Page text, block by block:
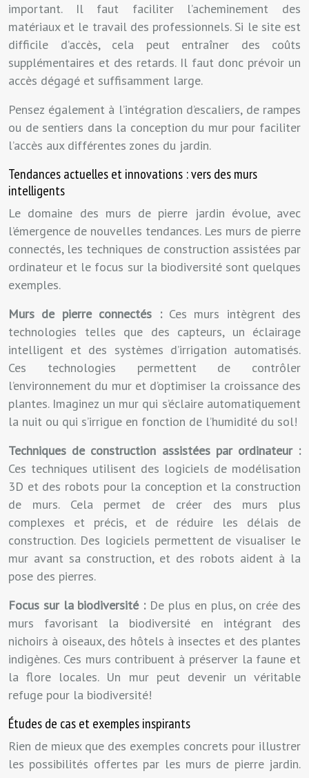
important. Il faut faciliter l’acheminement des
matériaux et le travail des professionnels. Si le site est
difficile d’accès, cela peut entraîner des coûts
supplémentaires et des retards. Il faut donc prévoir un
accès dégagé et suffisamment large.
Pensez également à l’intégration d’escaliers, de rampes
ou de sentiers dans la conception du mur pour faciliter
l’accès aux différentes zones du jardin.
Tendances actuelles et innovations : vers des murs
intelligents
Le domaine des murs de pierre jardin évolue, avec
l’émergence de nouvelles tendances. Les murs de pierre
connectés, les techniques de construction assistées par
ordinateur et le focus sur la biodiversité sont quelques
exemples.
Murs de pierre connectés : Ces murs intègrent des
technologies telles que des capteurs, un éclairage
intelligent et des systèmes d’irrigation automatisés.
Ces technologies permettent de contrôler
l’environnement du mur et d’optimiser la croissance des
plantes. Imaginez un mur qui s’éclaire automatiquement
la nuit ou qui s’irrigue en fonction de l’humidité du sol!
Techniques de construction assistées par ordinateur :
Ces techniques utilisent des logiciels de modélisation
3D et des robots pour la conception et la construction
de murs. Cela permet de créer des murs plus
complexes et précis, et de réduire les délais de
construction. Des logiciels permettent de visualiser le
mur avant sa construction, et des robots aident à la
pose des pierres.
Focus sur la biodiversité : De plus en plus, on crée des
murs favorisant la biodiversité en intégrant des
nichoirs à oiseaux, des hôtels à insectes et des plantes
indigènes. Ces murs contribuent à préserver la faune et
la flore locales. Un mur peut devenir un véritable
refuge pour la biodiversité!
Études de cas et exemples inspirants
Rien de mieux que des exemples concrets pour illustrer
les possibilités offertes par les murs de pierre jardin.